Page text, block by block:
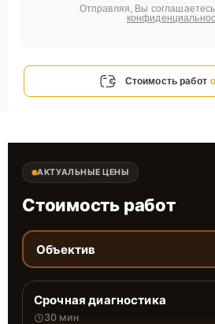
Отправляя, Вы
Стоимость работ
АКТУАЛЬНЫЕ ЦЕНЫ
Стоимость работ
Объектив
Срочная диагностика
30 мин